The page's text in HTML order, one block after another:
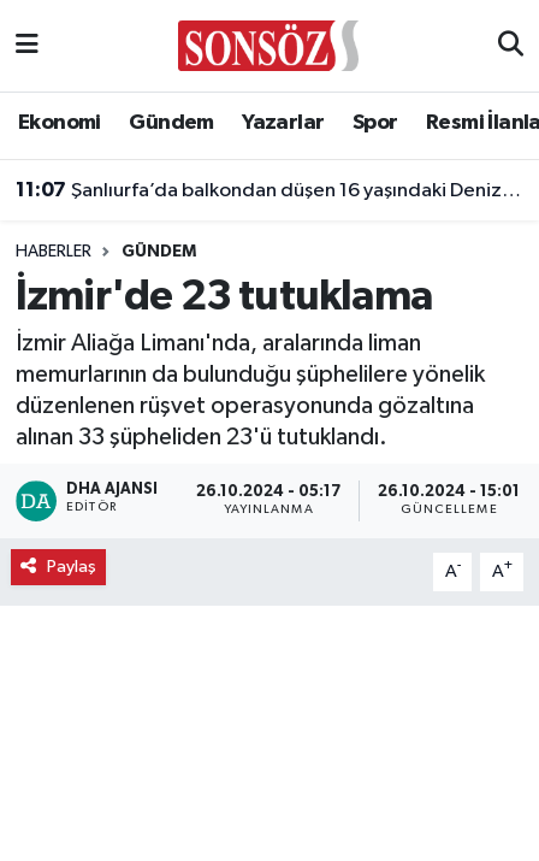
Ekonomi Gündem Yazarlar Spor Resmi
11:07 Şanlıurfa’da balkondan düşen 16 yaşındaki Deniz hayatını kaybetti
HABERLER GÜNDEM
İzmir'de 23 tutuklama
İzmir Aliağa Limanı'nda, aralarında liman
memurlarının da bulunduğu şüphelilere yönelik
düzenlenen rüşvet operasyonunda gözaltına
alınan 33 şüpheliden 23'ü tutuklandı.
DHA AJANSI
EDITÖR
26.10.2024 - 05:17
YAYINLANMA
26.10.2024 - 15:01
GÜNCELLEME
Paylaş A- A+
Asayiş
Biyografi
Çevre
Diğer
Ekonomi
Ankara Nöbetçi Eczaneler
Ankara Trafik Yoğunluk Haritası
Süper Lig Puan Durumu ve Fikstür
Tüm Manşetler